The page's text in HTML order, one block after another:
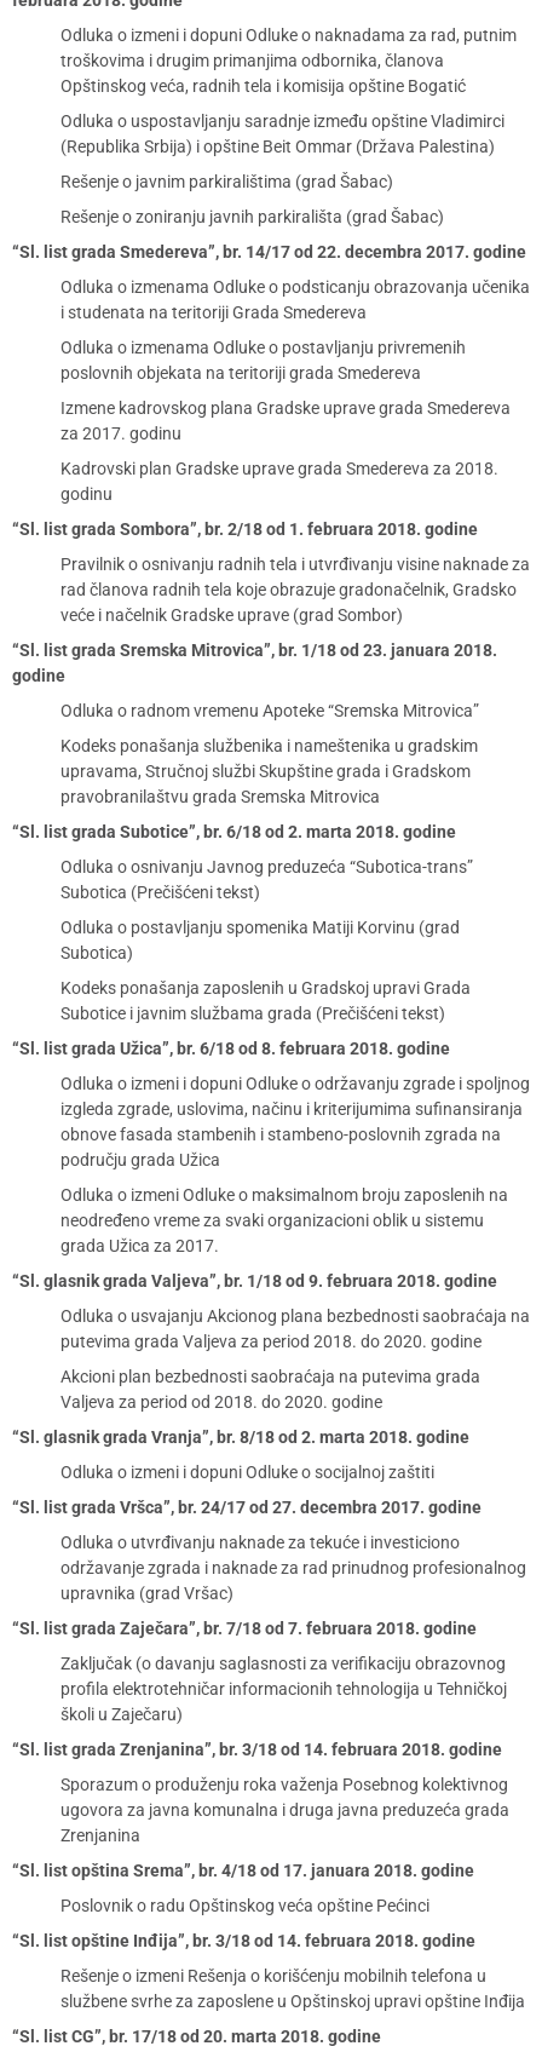
Odluka o izmeni i dopuni Odluke o naknadama za rad, putnim
troškovima i drugim primanjima odbornika, članova
Opštinskog veća, radnih tela i komisija opštine Bogatić
Odluka o uspostavljanju saradnje između opštine Vladimirci
(Republika Srbija) i opštine Beit Ommar (Država Palestina)
Rešenje o javnim parkiralištima (grad Šabac)
Rešenje o zoniranju javnih parkirališta (grad Šabac)
“Sl. list grada Smedereva”, br. 14/17 od 22. decembra 2017. godine
Odluka o izmenama Odluke o podsticanju obrazovanja učenika
i studenata na teritoriji Grada Smedereva
Odluka o izmenama Odluke o postavljanju privremenih
poslovnih objekata na teritoriji grada Smedereva
Izmene kadrovskog plana Gradske uprave grada Smedereva
za 2017. godinu
Kadrovski plan Gradske uprave grada Smedereva za 2018.
godinu
“Sl. list grada Sombora”, br. 2/18 od 1. februara 2018. godine
Pravilnik o osnivanju radnih tela i utvrđivanju visine naknade za
rad članova radnih tela koje obrazuje gradonačelnik, Gradsko
veće i načelnik Gradske uprave (grad Sombor)
“Sl. list grada Sremska Mitrovica”, br. 1/18 od 23. januara 2018.
godine
Odluka o radnom vremenu Apoteke “Sremska Mitrovica”
Kodeks ponašanja službenika i nameštenika u gradskim
upravama, Stručnoj službi Skupštine grada i Gradskom
pravobranilaštvu grada Sremska Mitrovica
“Sl. list grada Subotice”, br. 6/18 od 2. marta 2018. godine
Odluka o osnivanju Javnog preduzeća “Subotica-trans”
Subotica (Prečišćeni tekst)
Odluka o postavljanju spomenika Matiji Korvinu (grad
Subotica)
Kodeks ponašanja zaposlenih u Gradskoj upravi Grada
Subotice i javnim službama grada (Prečišćeni tekst)
“Sl. list grada Užica”, br. 6/18 od 8. februara 2018. godine
Odluka o izmeni i dopuni Odluke o održavanju zgrade i spoljnog
izgleda zgrade, uslovima, načinu i kriterijumima sufinansiranja
obnove fasada stambenih i stambeno-poslovnih zgrada na
području grada Užica
Odluka o izmeni Odluke o maksimalnom broju zaposlenih na
neodređeno vreme za svaki organizacioni oblik u sistemu
grada Užica za 2017.
“Sl. glasnik grada Valjeva”, br. 1/18 od 9. februara 2018. godine
Odluka o usvajanju Akcionog plana bezbednosti saobraćaja na
putevima grada Valjeva za period 2018. do 2020. godine
Akcioni plan bezbednosti saobraćaja na putevima grada
Valjeva za period od 2018. do 2020. godine
“Sl. glasnik grada Vranja”, br. 8/18 od 2. marta 2018. godine
Odluka o izmeni i dopuni Odluke o socijalnoj zaštiti
“Sl. list grada Vršca”, br. 24/17 od 27. decembra 2017. godine
Odluka o utvrđivanju naknade za tekuće i investiciono
održavanje zgrada i naknade za rad prinudnog profesionalnog
upravnika (grad Vršac)
“Sl. list grada Zaječara”, br. 7/18 od 7. februara 2018. godine
Zaključak (o davanju saglasnosti za verifikaciju obrazovnog
profila elektrotehničar informacionih tehnologija u Tehničkoj
školi u Zaječaru)
“Sl. list grada Zrenjanina”, br. 3/18 od 14. februara 2018. godine
Sporazum o produženju roka važenja Posebnog kolektivnog
ugovora za javna komunalna i druga javna preduzeća grada
Zrenjanina
“Sl. list opština Srema”, br. 4/18 od 17. januara 2018. godine
Poslovnik o radu Opštinskog veća opštine Pećinci
“Sl. list opštine Inđija”, br. 3/18 od 14. februara 2018. godine
Rešenje o izmeni Rešenja o korišćenju mobilnih telefona u
službene svrhe za zaposlene u Opštinskoj upravi opštine Inđija
“Sl. list CG”, br. 17/18 od 20. marta 2018. godine